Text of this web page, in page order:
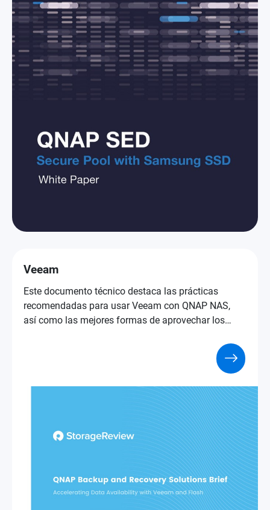
Veeam
Este documento técnico destaca las prácticas
recomendadas para usar Veeam con QNAP NAS,
así como las mejores formas de aprovechar los